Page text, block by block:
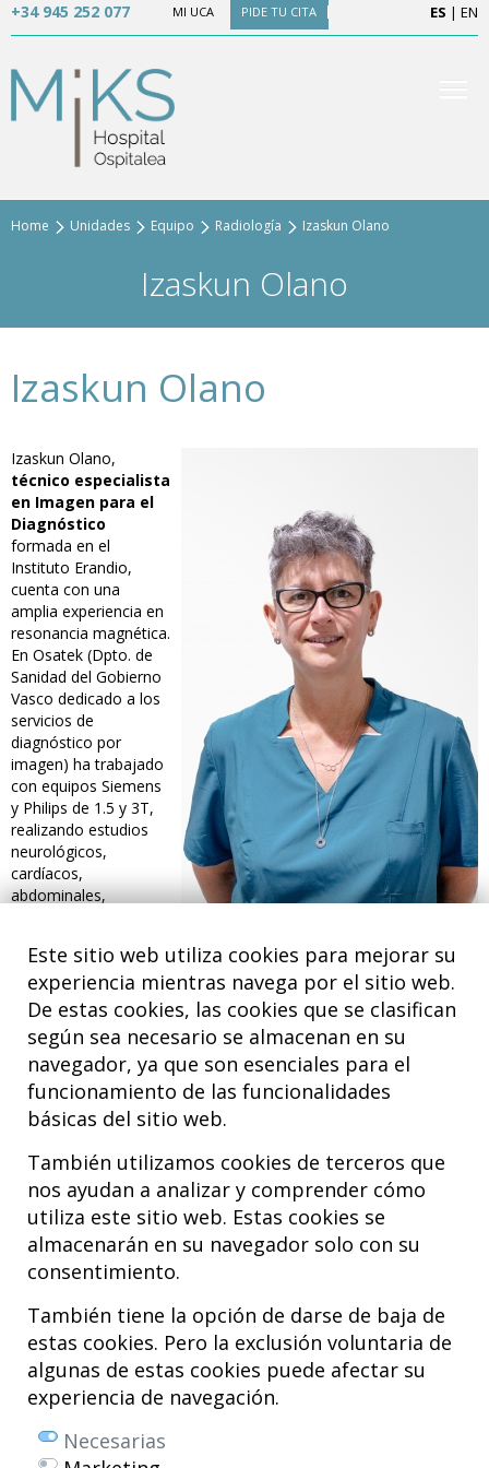
Este sitio web utiliza cookies para mejorar su
experiencia mientras navega por el sitio web.
De estas cookies, las cookies que se clasifican
según sea necesario se almacenan en su
navegador, ya que son esenciales para el
funcionamiento de las funcionalidades
básicas del sitio web.
También utilizamos cookies de terceros que
nos ayudan a analizar y comprender cómo
utiliza este sitio web. Estas cookies se
almacenarán en su navegador solo con su
consentimiento.
También tiene la opción de darse de baja de
estas cookies. Pero la exclusión voluntaria de
algunas de estas cookies puede afectar su
experiencia de navegación.
Necesarias
+34 945 252 077 MI UCA PIDE TU CITA ES | EN
Home Unidades Equipo Radiología Izaskun Olano
Izaskun Olano
Izaskun Olano
Izaskun Olano,
técnico especialista
en Imagen para el
Diagnóstico
formada en el
Instituto Erandio,
cuenta con una
amplia experiencia en
resonancia magnética.
En Osatek (Dpto. de
Sanidad del Gobierno
Vasco dedicado a los
servicios de
diagnóstico por
imagen) ha trabajado
con equipos Siemens
y Philips de 1.5 y 3T,
realizando estudios
neurológicos,
cardíacos,
abdominales,
Acostumbrada a entornos técnicamente exigentes y al manejo de
diversos equipos, destaca por su sensibilidad y empatía hacia los
pacientes, ofreciendo un acompañamiento cercano que prioriza
su cuidado y seguridad.
Hospital MiKS Ospitalea
C/ Duque de Wellington, 33
01010 - Vitoria-Gasteiz
Tel. +34 945 252 077
pacientes@hospitalmiks.com
El Hospital MiKS es un centro innovador dedicado a la
de patologías del
sistema musculoesquelético